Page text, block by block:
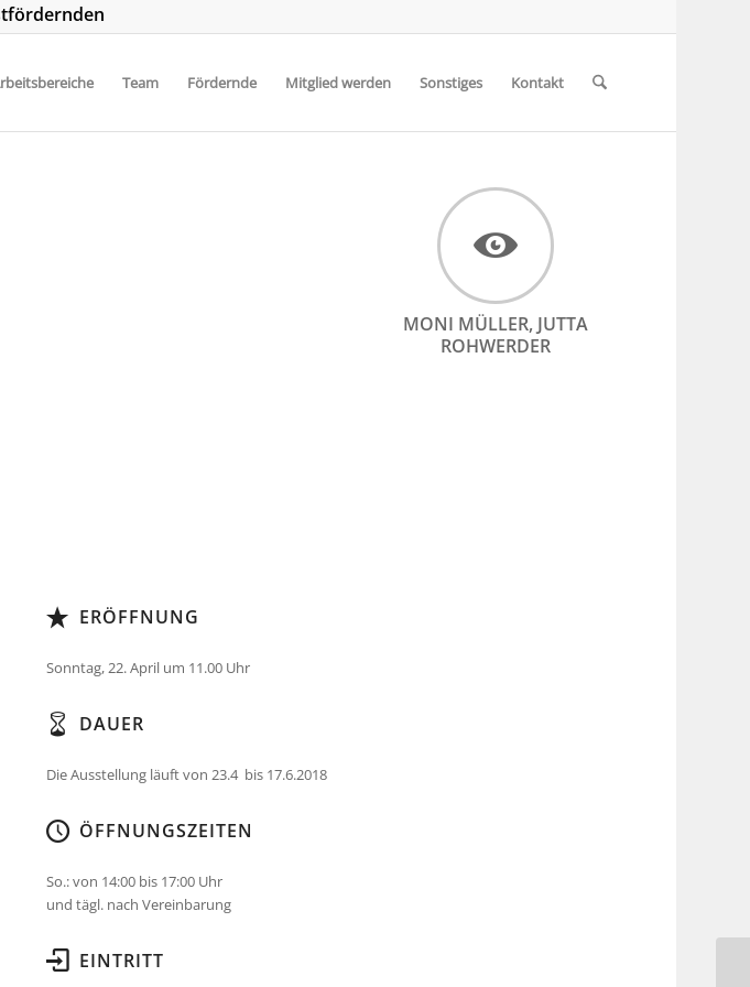
Team Fördernde Mitglied werden Sonstiges Kontakt
MONI MÜLLER, JUTTA
ROHWERDER
ERÖFFNUNG
Sonntag, 22. April um 11.00 Uhr
DAUER
Die Ausstellung läuft von 23.4 bis 17.6.2018
ÖFFNUNGSZEITEN
So.: von 14:00 bis 17:00 Uhr
und tägl. nach Vereinbarung
EINTRITT